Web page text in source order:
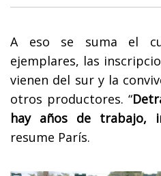
A eso se suma el
ejemplares, las
vienen del sur y la
otros productores. “
hay años de trabajo,
resume París.